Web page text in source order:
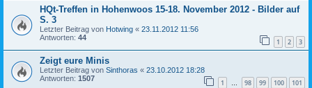
HQt-Treffen in Hohenwoos 15-18. November 2012 - Bilder auf
S. 3
Letzter Beitrag von Hotwing « 23.11.2012 11:56
Antworten: 44 1 2 3
Zeigt eure Minis
Letzter Beitrag von Sinthoras « 23.10.2012 18:28
Antworten: 1507 1 … 98 99 100 101